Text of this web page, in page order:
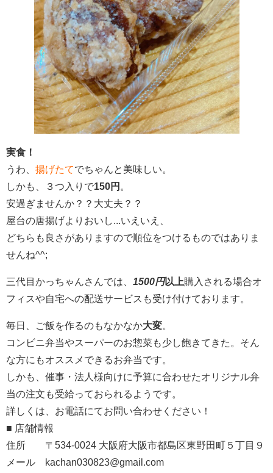
実食！
うわ、 揚げたてでちゃんと美味しい。
しかも、３つ入りで150円
安過ぎませんか？？大丈夫？？
屋台の唐揚げよりおいし...いえいえ、
どちらも良さがありますので順位をつけるものではありま
せんね^^;
三代目かっちゃんさんでは、 1500円以上購入される場合オ
フィスや自宅への配送サービスも受け付けております。
毎日、ご飯を作るのもなかなか大変
コンビニ弁当やスーパーのお惣菜も少し飽きてきた。そん
な方にもオススメできるお弁当です。
しかも、催事・法人様向けに予算に合わせたオリジナル弁
当の注文も受給っておられるようです。
詳しくは、お電話にてお問い合わせください！
■ 店舗情報
住所 〒534-0024 大阪府大阪市都島区東野田町５丁目９
メール kachan030823@gmail.com